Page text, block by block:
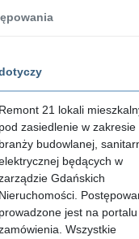
Remont 21 lokali
pod zasiedlenie w zakresie
branży budowlanej,
będących w
Gdańskich
Nieruchomości.
prowadzone jest na
Wszystkie